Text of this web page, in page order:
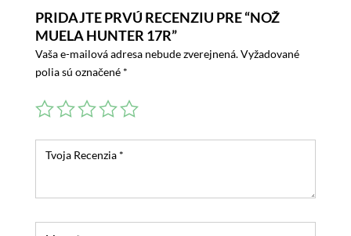
PRIDAJTE PRVÚ RECENZIU PRE “NOŽ
MUELA HUNTER 17R”
Vaša e-mailová adresa nebude zverejnená.Vyžadované
polia sú označené *